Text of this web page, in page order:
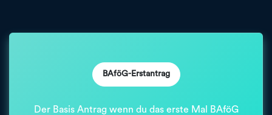
BAföG-Erstantrag
Der Basis Antrag wenn du das erste Mal BAföG